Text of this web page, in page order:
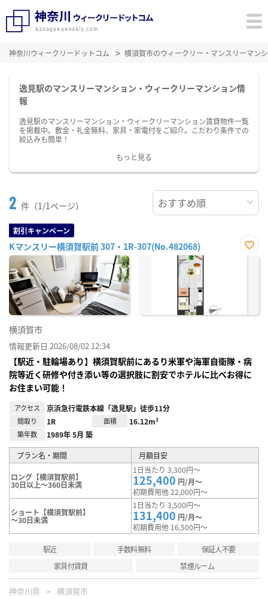
神奈川ウィークリードットコム 横須賀市のウィークリー・マンスリーマン
逸見駅のマンスリーマンション・ウィークリーマンション情
報
逸見駅のマンスリーマンション・ウィークリーマンション賃貸物件一覧
を掲載中。敷金・礼金無料、家具・家電付をご紹介。こだわり条件での
絞込みも簡単！
もっと見る
2 件（1/1ページ）
割引キャンペーン
Kマンスリー横須賀駅前 307・1R-307(No.482068)
お気
横須賀市
情報更新日 2026/08/02 12:34
【駅近・駐輪場あり】横須賀駅前にあるり米軍や海軍自衛隊・病
院等近く研修や付き添い等の選択肢に割安でホテルに比べお得に
お住まい可能！
アクセス 京浜急行電鉄本線「逸見駅」徒歩11分
間取り 1R 面積 16.12m²
築年数 1989年 5月 築
プラン名・期間 月額目安
ロング【横須賀駅前】
30日以上～360日未満
1日当たり 3,300円～
125,400 円/月～
初期費用他 22,000円～
ショート【横須賀駅前】
～30日未満
1日当たり 3,500円～
131,400 円/月～
初期費用他 16,500円～
駅近 手数料無料
保証人不要
家具付賃貸
禁煙ルーム
神奈川県 横須賀市